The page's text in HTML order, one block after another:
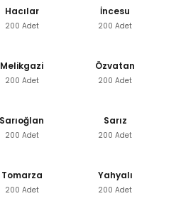
Hacılar
200 Adet
İncesu
200 Adet
Melikgazi
200 Adet
Özvatan
200 Adet
Sarıoğlan
200 Adet
Sarız
200 Adet
Tomarza
200 Adet
Yahyalı
200 Adet